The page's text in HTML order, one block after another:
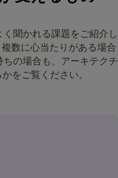
聞かれる課題をご紹介し
数に心当たりがある場合
の場合も、アーキテクチ
をご覧ください。